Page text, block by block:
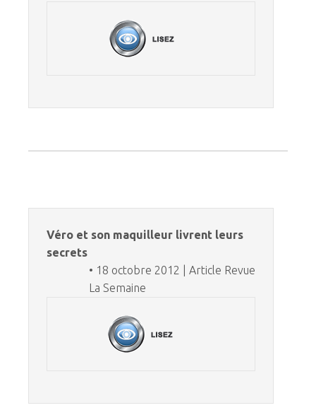
Véro et son maquilleur livrent leurs
secrets
• 18 octobre 2012 | Article Revue
La Semaine